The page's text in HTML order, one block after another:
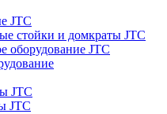
JTC
стойки и домкраты JTC
JTC
JTC
JTC